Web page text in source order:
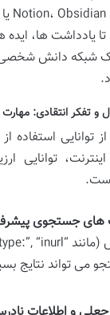
یادداشت ها، ایده
شبکه دانش شخصی
توانایی استفاده
توانایی
های جستجوی
می تواند نتایج